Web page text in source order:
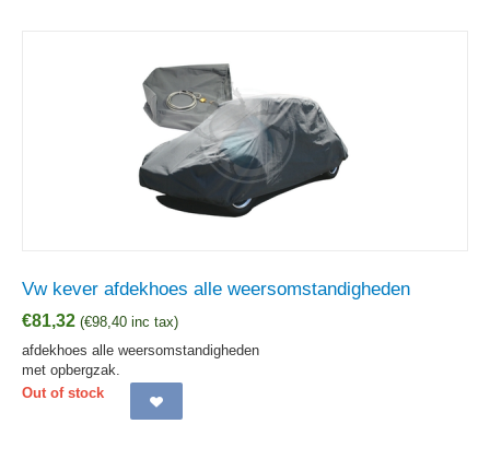
Vw kever afdekhoes alle weersomstandigheden
€81,32 (€98,40 inc tax)
afdekhoes alle weersomstandigheden
met opbergzak.
Out of stock